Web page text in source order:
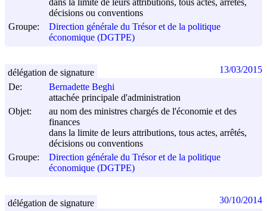
dans la limite de leurs attributions, tous actes, arrêtés,
décisions ou conventions
Groupe:
Direction générale du Trésor et de la politique
économique (DGTPE)
De:
Bernadette Beghi
attachée principale d'administration
Objet:
au nom des ministres chargés de l'économie et des
finances
dans la limite de leurs attributions, tous actes, arrêtés,
décisions ou conventions
Groupe:
Direction générale du Trésor et de la politique
économique (DGTPE)
délégation de signature 13/03/2015
délégation de signature 30/10/2014